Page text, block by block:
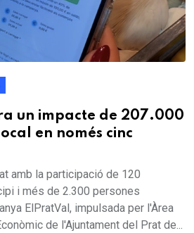
un impacte de 207.000
en només cinc
amb la participació de 120
i més de 2.300 persones
ElPratVal, impulsada per l'Àrea
de l'Ajuntament del Prat de...